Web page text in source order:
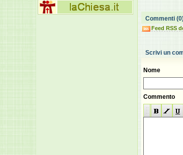
Commenti
Feed RSS
Scrivi un
Nome
Commento